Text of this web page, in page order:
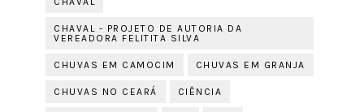
CHAVAL - PROJETO DE AUTORIA DA
VEREADORA FELITITA SILVA
CHUVAS EM CAMOCIM CHUVAS EM GRANJA
CHUVAS NO CEARÁ CIÊNCIA